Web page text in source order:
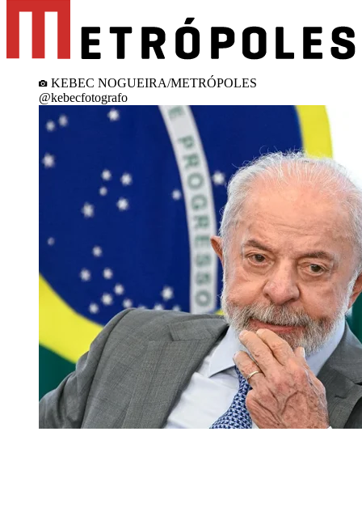
KEBEC NOGUEIRA/METRÓPOLES
@kebecfotografo